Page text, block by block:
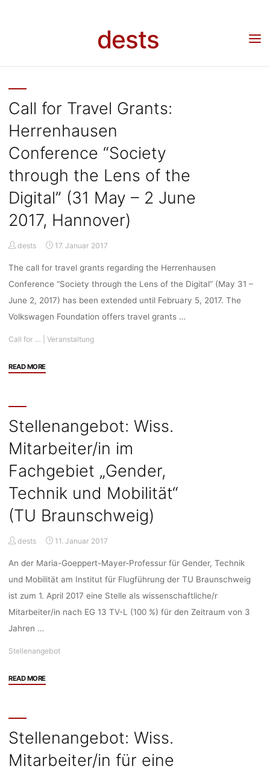
dests
Call for Travel Grants:
Herrenhausen
Conference “Society
through the Lens of the
Digital” (31 May – 2 June
2017, Hannover)
dests 17. Januar 2017
The call for travel grants regarding the Herrenhausen
Conference “Society through the Lens of the Digital” (May 31 –
June 2, 2017) has been extended until February 5, 2017. The
Volkswagen Foundation offers travel grants …
Call for … Veranstaltung
READ MORE"Call
Conference
“Society
the
Lens
of
the
(31
–
2
June
Hannover)"
Stellenangebot: Wiss.
Mitarbeiter/in im
Fachgebiet „Gender,
Technik und Mobilität“
(TU Braunschweig)
dests 11. Januar 2017
An der Maria-Goeppert-Mayer-Professur für Gender, Technik
und Mobilität am Institut für Flugführung der TU Braunschweig
ist zum 1. April 2017 eine Stelle als wissenschaftliche/r
Mitarbeiter/in nach EG 13 TV-L (100 %) für den Zeitraum von 3
Jahren …
Stellenangebot
READ MORE"Stellenangebot:
„Gender,
Technik
Stellenangebot: Wiss.
Mitarbeiter/in für eine